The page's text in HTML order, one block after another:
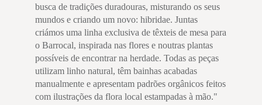
busca de tradições duradouras, misturando os seus
mundos e criando um novo: hibridae. Juntas
criámos uma linha exclusiva de têxteis de mesa para
o Barrocal, inspirada nas flores e noutras plantas
possíveis de encontrar na herdade. Todas as peças
utilizam linho natural, têm bainhas acabadas
manualmente e apresentam padrões orgânicos feitos
com ilustrações da flora local estampadas à mão."